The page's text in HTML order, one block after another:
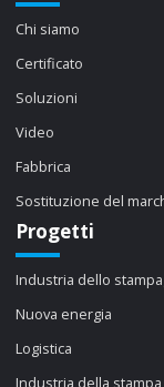
Chi siamo
Certificato
Soluzioni
Video
Fabbrica
Sostituzione del
Progetti
Industria dello
Nuova energia
Logistica
Industria della stampa